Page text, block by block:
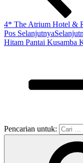
4* The Atrium Hotel &
Pos Selanjutnya
Hitam Pantai Kusamba
Pencarian untuk: